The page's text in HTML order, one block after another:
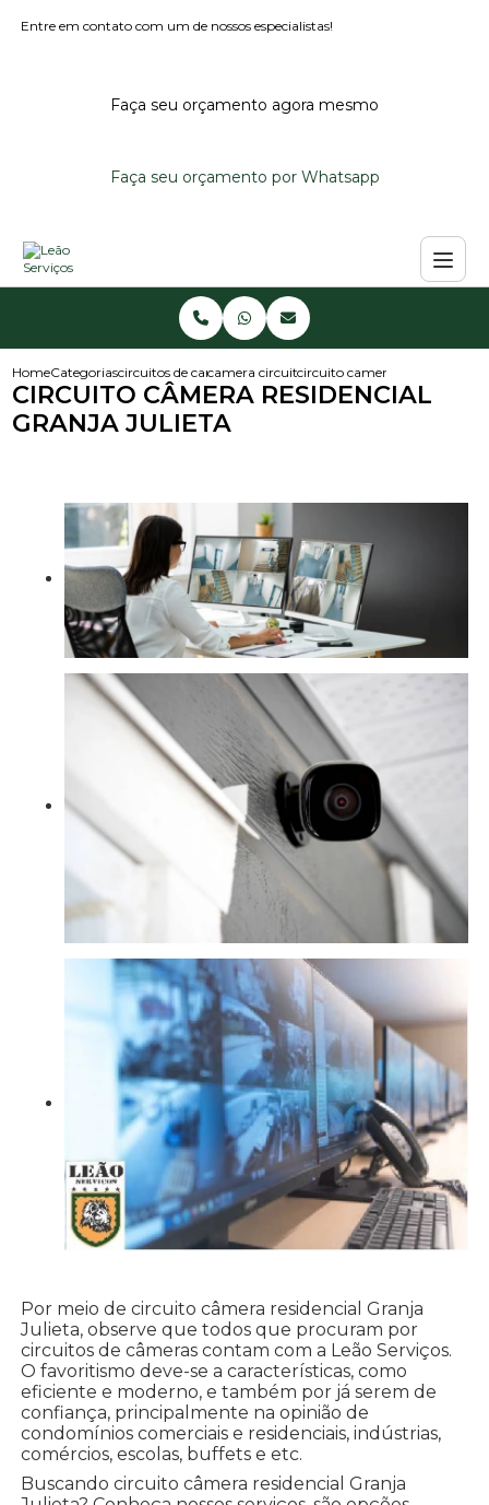
Entre em contato com um de nossos especialistas!
Faça seu orçamento agora mesmo
Faça seu orçamento por Whatsapp
HomeCategoriascircuitos de camerascamera circuito fechadocircuito camera residencial
CIRCUITO CÂMERA RESIDENCIAL
GRANJA JULIETA
Por meio de circuito câmera residencial Granja
Julieta, observe que todos que procuram por
circuitos de câmeras contam com a Leão Serviços.
O favoritismo deve-se a características, como
eficiente e moderno, e também por já serem de
confiança, principalmente na opinião de
condomínios comerciais e residenciais, indústrias,
comércios, escolas, buffets e etc.
Buscando circuito câmera residencial Granja